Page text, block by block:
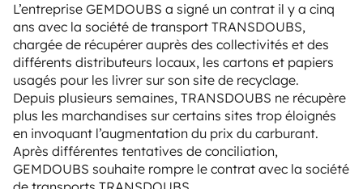
L’entreprise GEMDOUBS a signé un contrat il y a cinq
ans avec la société de transport TRANSDOUBS,
chargée de récupérer auprès des collectivités et des
différents distributeurs locaux, les cartons et papiers
usagés pour les livrer sur son site de recyclage.
Depuis plusieurs semaines, TRANSDOUBS ne récupère
plus les marchandises sur certains sites trop éloignés
en invoquant l’augmentation du prix du carburant.
Après différentes tentatives de conciliation,
GEMDOUBS souhaite rompre le contrat avec la société